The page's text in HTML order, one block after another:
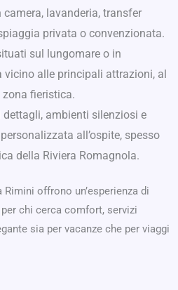
lavanderia, transfer
privata o convenzionata.
sul lungomare o in
vicino alle principali attrazioni, al
fieristica.
dettagli, ambienti silenziosi e
all’ospite, spesso
della Riviera Romagnola.
offrono un’esperienza di
chi cerca comfort, servizi
sia per vacanze che per viaggi